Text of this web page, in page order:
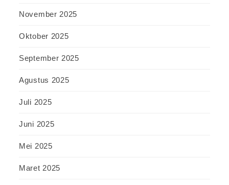
November 2025
Oktober 2025
September 2025
Agustus 2025
Juli 2025
Juni 2025
Mei 2025
Maret 2025